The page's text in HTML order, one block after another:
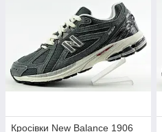
Кросівки New Balance 1906